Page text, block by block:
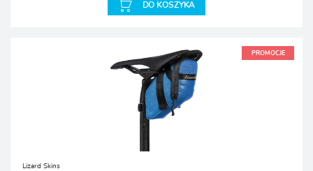
DO KOSZYKA
PROMOCJE
Lizard Skins